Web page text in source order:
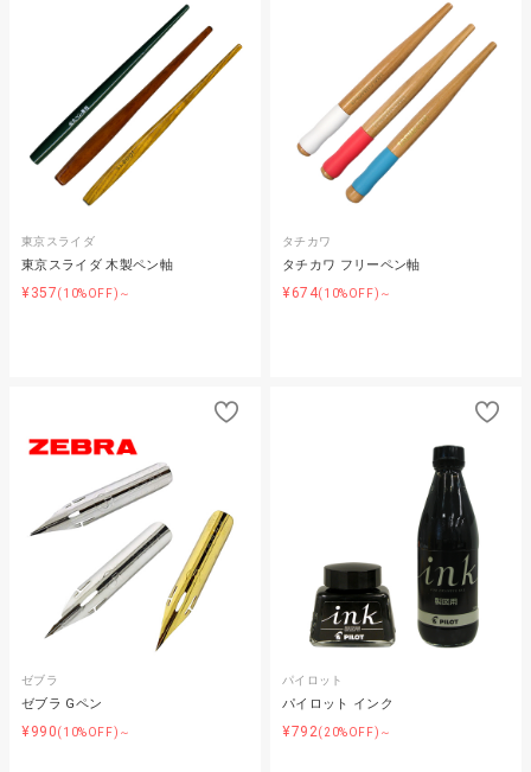
東京スライダ
東京スライダ 木製ペン軸
¥357(10%OFF)～
タチカワ
タチカワ フリーペン軸
¥674(10%OFF)～
ゼブラ
ゼブラ Gペン
¥990(10%OFF)～
パイロット
パイロット インク
¥792(20%OFF)～